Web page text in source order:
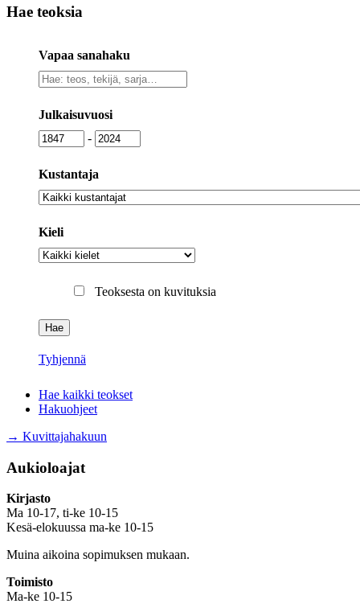
Hae teoksia
Vapaa sanahaku
Vapaa
sanahaku
Julkaisuvuosi
Julkaisuvuosi
- Julkaisuvuosi
Kustantaja
Kustantaja
Kieli
Kieli
Teoksesta on kuvituksia
Tyhjennä
Hae kaikki teokset
Hakuohjeet
→ Kuvittajahakuun
Aukioloajat
Kirjasto
Ma 10-17, ti-ke 10-15
Kesä-elokuussa ma-ke 10-15
Muina aikoina sopimuksen mukaan.
Toimisto
Ma-ke 10-15